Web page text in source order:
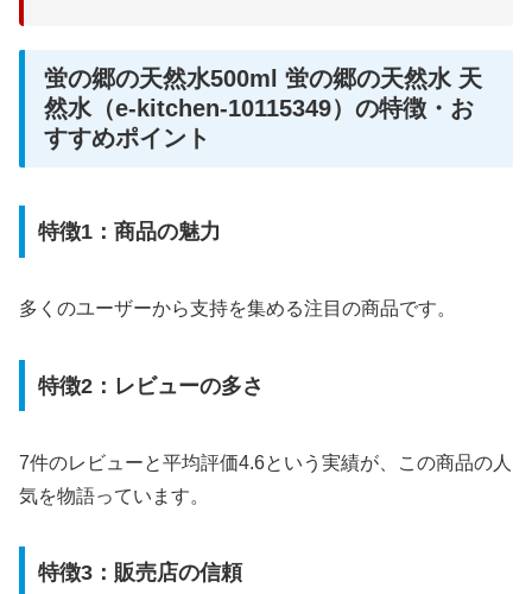
蛍の郷の天然水500ml 蛍の郷の天然水 天
然水（e-kitchen-10115349）の特徴・お
すすめポイント
特徴1：商品の魅力
多くのユーザーから支持を集める注目の商品です。
特徴2：レビューの多さ
7件のレビューと平均評価4.6という実績が、この商品の人
気を物語っています。
特徴3：販売店の信頼